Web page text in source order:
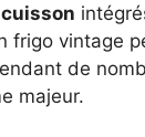
cuisson
frigo vintage
de
majeur.